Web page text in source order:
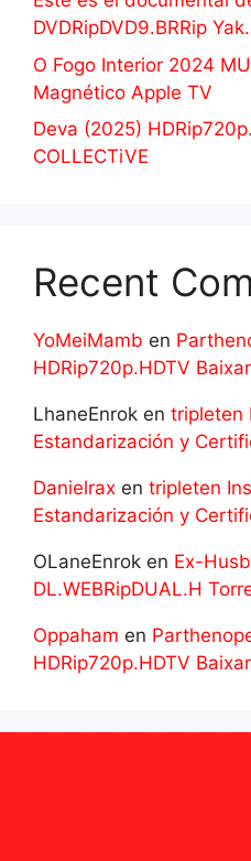
DVDRipDVD9.BRRip
O Fogo Interior 2024
Magnético Apple TV
Deva (2025)
COLLECTiVE
Recent
YoMeiMamb en
HDRip720p.HDTV
LhaneEnrok en tripleten
Estandarización y
Danielrax en tripleten
Estandarización y
OLaneEnrok en Ex-
DL.WEBRipDUAL.H
Oppaham en
HDRip720p.HDTV